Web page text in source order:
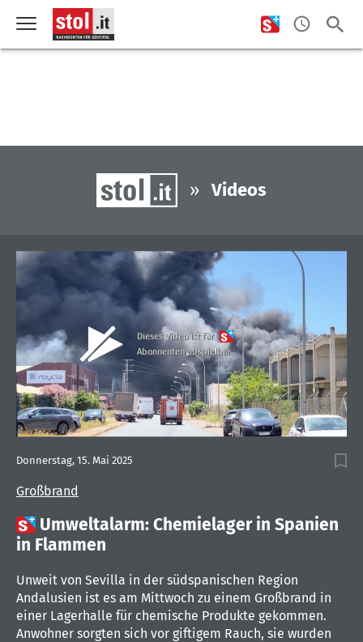
» Videos
Dieses Video ist für
Abonnenten abspielbar
Großbrand
Donnerstag, 15. Mai 2025
 Umweltalarm: Chemielager in Spanien
in Flammen
Unweit von Sevilla in der südspanischen Region
Andalusien ist es am Mittwoch zu einem Großbrand in
einer Lagerhalle für chemische Produkte gekommen.
Anwohner sorgten sich vor giftigem Rauch, sie wurden